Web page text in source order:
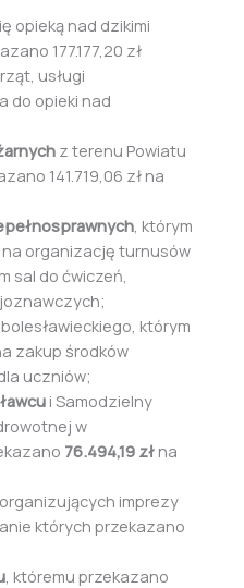
opieką nad dzikimi
177.177,20 zł
usługi
do opieki nad
z terenu Powiatu
141.719,06 zł na
, którym
na organizację turnusów
sal do ćwiczeń,
którym
zakup środków
uczniów;
i Samodzielny
w
76.494,19 zł na
organizujących imprezy
których przekazano
, któremu przekazano